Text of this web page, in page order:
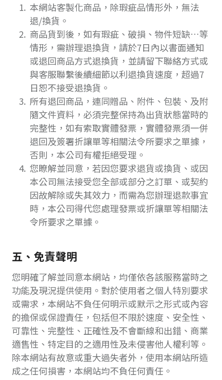
本網站客製化商品，除瑕疵品情形外，無法
退/換貨。
商品貨到後，如有瑕疵、破損、物件短缺…等
情形，需辦理退換貨，請於7日內以書面通知
或退回商品方式退換貨，並請留下聯絡方式或
與客服聯繫後續細節以利退換貨速度，超過7
日恕不接受退換貨。
所有退回商品，連同贈品、附件、包裝、及附
隨文件資料，必須完整保持為出貨狀態當時的
完整性，如有索取實體發票，實體發票須一併
退回及簽署折讓單等相關法令所要求之單據，
否則，本公司有權拒絕受理。
您瞭解並同意，若因您要求退貨或換貨、或因
本公司無法接受您全部或部分之訂單、或契約
因故解除或失其效力，而需為您辦理退款事宜
時，本公司得代您處理發票或折讓單等相關法
令所要求之單據。
五、免責聲明
您明確了解並同意本網站，均僅依各該服務當時之
功能及現況提供使用。對於使用者之個人特別要求
或需求，本網站不負任何明示或默示之形式或內容
的擔保或保證責任，包括但不限於速度、安全性、
可靠性、完整性、正確性及不會斷線和出錯、商業
適售性、特定目的之適用性及未侵害他人權利等。
除本網站有故意或重大過失者外，使用本網站所造
成之任何損害，本網站均不負任何責任。